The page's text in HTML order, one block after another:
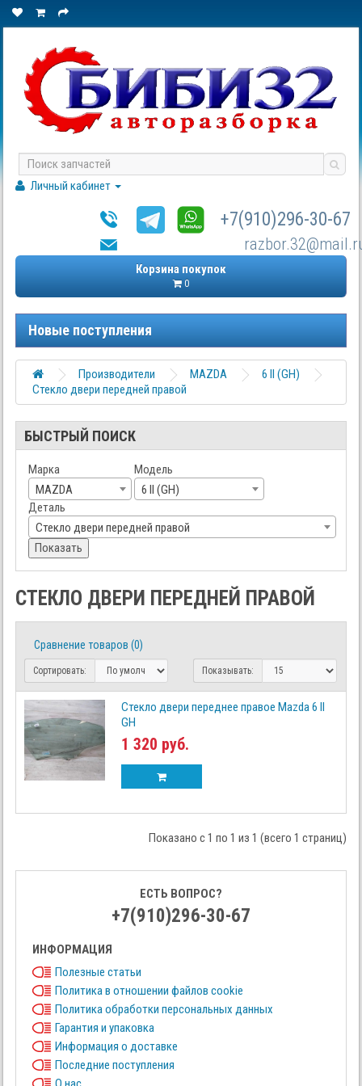
Личный кабинет
+7(910)296-30-67
Корзина покупок
0
Новые поступления
Производители MAZDA
6 II (GH)
Стекло двери передней правой
БЫСТРЫЙ ПОИСК
Марка
MAZDA
Модель
6 II (GH)
Деталь
Стекло двери передней правой
Показать
СТЕКЛО ДВЕРИ ПЕРЕДНЕЙ ПРАВОЙ
Сравнение товаров (0)
Сортировать: Показывать:
Стекло двери переднее правое Mazda 6 II
GH
1 320 руб.
Показано с 1 по 1 из 1 (всего 1 страниц)
ЕСТЬ ВОПРОС?
+7(910)296-30-67
ИНФОРМАЦИЯ
Полезные статьи
Политика в отношении файлов cookie
Политика обработки персональных данных
Гарантия и упаковка
Информация о доставке
Последние поступления